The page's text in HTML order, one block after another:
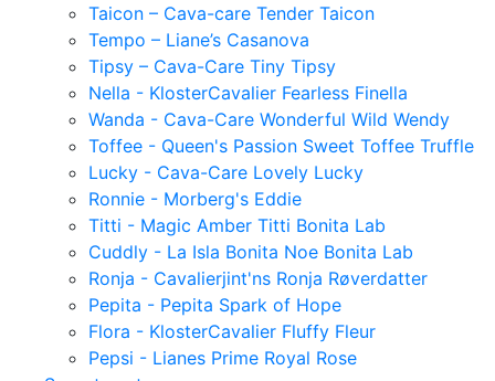
Taicon – Cava-care Tender Taicon
Tempo – Liane’s Casanova
Tipsy – Cava-Care Tiny Tipsy
Nella - KlosterCavalier Fearless Finella
Wanda - Cava-Care Wonderful Wild Wendy
Toffee - Queen's Passion Sweet Toffee Truffle
Lucky - Cava-Care Lovely Lucky
Ronnie - Morberg's Eddie
Titti - Magic Amber Titti Bonita Lab
Cuddly - La Isla Bonita Noe Bonita Lab
Ronja - Cavalierjint'ns Ronja Røverdatter
Pepita - Pepita Spark of Hope
Flora - KlosterCavalier Fluffy Fleur
Pepsi - Lianes Prime Royal Rose